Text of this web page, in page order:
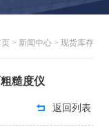
页> 新闻中心> 现货库存
糙度仪
返回列表